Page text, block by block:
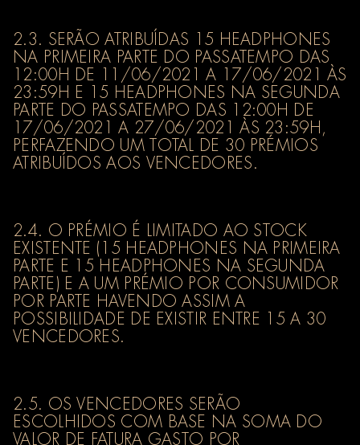
2.3. SERÃO ATRIBUÍDAS 15 HEADPHONES
NA PRIMEIRA PARTE DO PASSATEMPO DAS
12:00H DE 11/06/2021 A 17/06/2021 ÀS
23:59H E 15 HEADPHONES NA SEGUNDA
PARTE DO PASSATEMPO DAS 12:00H DE
17/06/2021 A 27/06/2021 ÀS 23:59H,
PERFAZENDO UM TOTAL DE 30 PRÉMIOS
ATRIBUÍDOS AOS VENCEDORES.
2.4. O PRÉMIO É LIMITADO AO STOCK
EXISTENTE (15 HEADPHONES NA PRIMEIRA
PARTE E 15 HEADPHONES NA SEGUNDA
PARTE) E A UM PRÉMIO POR CONSUMIDOR
POR PARTE HAVENDO ASSIM A
POSSIBILIDADE DE EXISTIR ENTRE 15 A 30
VENCEDORES.
2.5. OS VENCEDORES SERÃO
ESCOLHIDOS COM BASE NA SOMA DO
VALOR DE FATURA GASTO POR